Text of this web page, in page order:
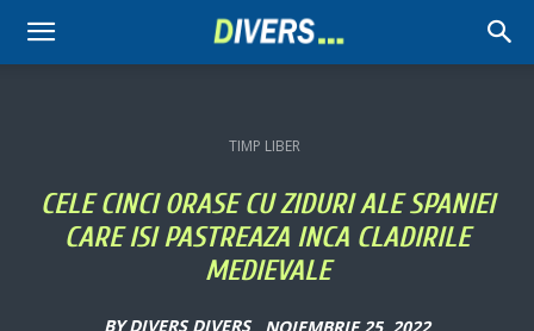
Divers
TIMP LIBER
CELE CINCI ORASE CU ZIDURI ALE SPANIEI
CARE ISI PASTREAZA INCA CLADIRILE
MEDIEVALE
BY DIVERS DIVERS